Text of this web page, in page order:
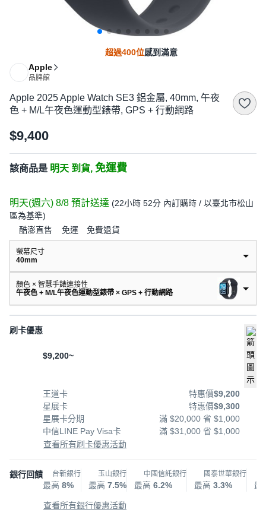
超過400位感到滿意
Apple
品牌館
Apple 2025 Apple Watch SE3 鋁金屬, 40mm, 午夜
色 + M/L午夜色運動型錶帶, GPS + 行動網路
$9,400
該商品是 明天 到貨, 免運費
明天(週六) 8/8 預計送達 (22小時 52分 內訂購時 / 以臺北市松山
區為基準)
酷澎直售 免運 免費退貨
螢幕尺寸
40mm
顏色 × 智慧手錶連接性
午夜色 + M/L午夜色運動型錶帶 × GPS + 行動網路
刷卡優惠
$9,200~
王道卡 特惠價$9,200
星展卡
特惠價$9,300
星展卡分期
滿 $20,000 省 $1,000
中信LINE Pay Visa卡
滿 $31,000 省 $1,000
查看所有刷卡優惠活動
銀行回饋 台新銀行
最高 8%
玉山銀行
最高 7.5%
中國信託銀行
最高 6.2%
國泰世華銀行
最高 3.3% 最
查看所有銀行優惠活動